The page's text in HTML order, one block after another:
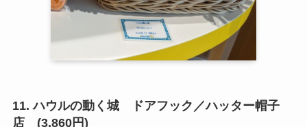
11. ハウルの動く城 ドアフック／ハッター帽子
店 (3,860円)